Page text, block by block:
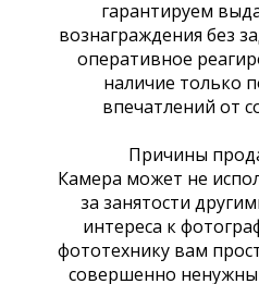
гарантируем
вознаграждения без
оперативное
наличие только
впечатлений от
Причины
Камера может не
за занятости
интереса к
фототехнику вам
совершенно